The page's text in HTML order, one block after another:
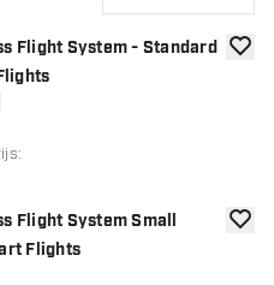
Flight System - Standard
drawer
Flight System Small
Flights
drawer